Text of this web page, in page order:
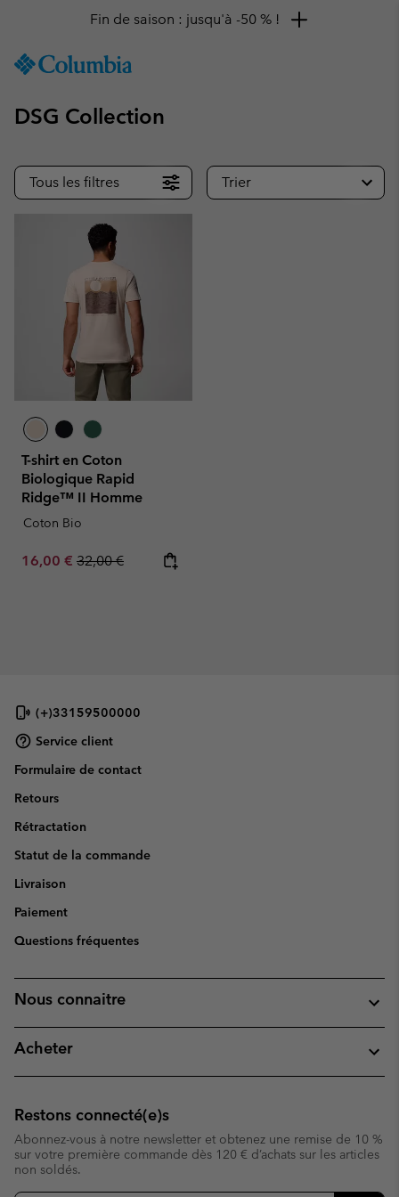
TO
SKIP
NAV
SKIP
SEARCH
Fin de saison : jusqu'à -50 % !
DSG Collection
Tous les filtres Trier
T-shirt en Coton
Biologique Rapid
Ridge™ II Homme
Coton Bio
Sale price:
16,00 € Regular price:
32,00 €
(+)33159500000
Service client
Formulaire de contact
Retours
Rétractation
Statut de la commande
Livraison
Paiement
Questions fréquentes
Nous connaitre
Acheter
Restons connecté(e)s
Abonnez-vous à notre newsletter et obtenez une remise de 10 %
sur votre première commande dès 120 € d’achats sur les articles
non soldés.